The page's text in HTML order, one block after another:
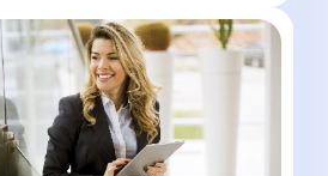
Comptable
F) – Béziers